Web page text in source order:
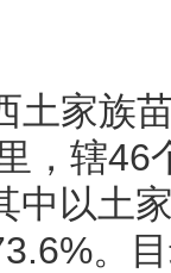
土家族
，辖46
中以土
。